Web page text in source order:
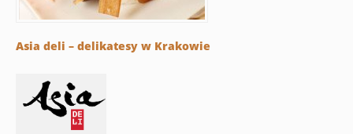
Asia deli – delikatesy w Krakowie